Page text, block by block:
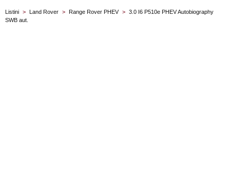
Listini > Land Rover > Range Rover PHEV > 3.0 I6 P510e PHEV Autobiography
SWB aut.